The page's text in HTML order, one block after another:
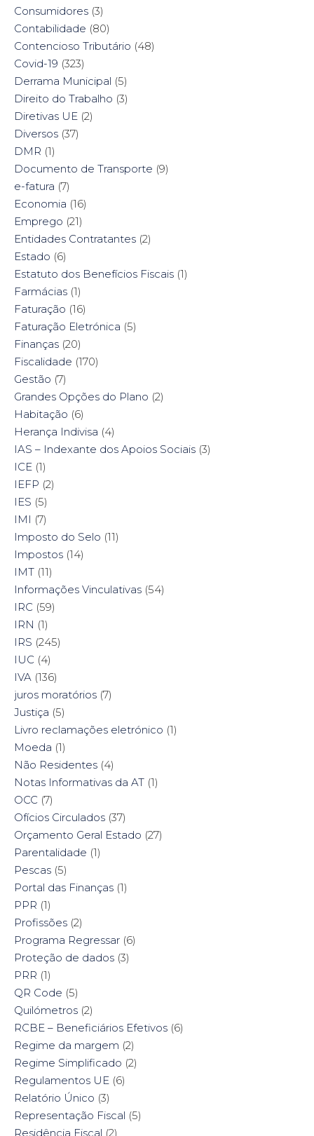
Consumidores (3)
Contabilidade (80)
Contencioso Tributário (48)
Covid-19 (323)
Derrama Municipal (5)
Direito do Trabalho (3)
Diretivas UE (2)
Diversos (37)
DMR (1)
Documento de Transporte (9)
e-fatura (7)
Economia (16)
Emprego (21)
Entidades Contratantes (2)
Estado (6)
Estatuto dos Benefícios Fiscais (1)
Farmácias (1)
Faturação (16)
Faturação Eletrónica (5)
Finanças (20)
Fiscalidade (170)
Gestão (7)
Grandes Opções do Plano (2)
Habitação (6)
Herança Indivisa (4)
IAS – Indexante dos Apoios Sociais (3)
ICE (1)
IEFP (2)
IES (5)
IMI (7)
Imposto do Selo (11)
Impostos (14)
IMT (11)
Informações Vinculativas (54)
IRC (59)
IRN (1)
IRS (245)
IUC (4)
IVA (136)
juros moratórios (7)
Justiça (5)
Livro reclamações eletrónico (1)
Moeda (1)
Não Residentes (4)
Notas Informativas da AT (1)
OCC (7)
Ofícios Circulados (37)
Orçamento Geral Estado (27)
Parentalidade (1)
Pescas (5)
Portal das Finanças (1)
PPR (1)
Profissões (2)
Programa Regressar (6)
Proteção de dados (3)
PRR (1)
QR Code (5)
Quilómetros (2)
RCBE – Beneficiários Efetivos (6)
Regime da margem (2)
Regime Simplificado (2)
Regulamentos UE (6)
Relatório Único (3)
Representação Fiscal (5)
Residência Fiscal (2)